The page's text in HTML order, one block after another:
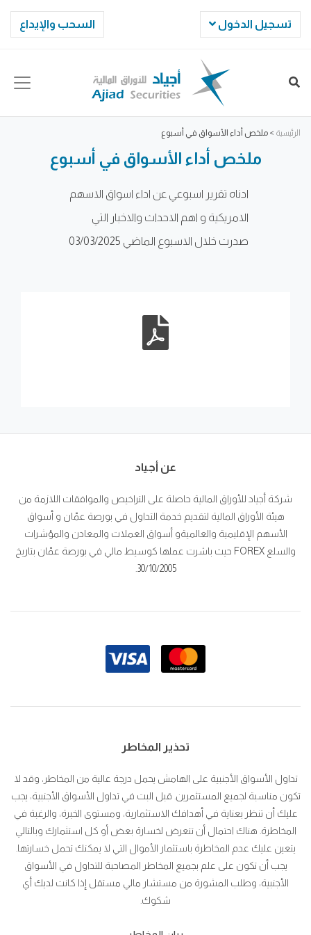
السحب والإيداع تسجيل الدخول
الرئيسية > ملخص أداء الأسواق في أسبوع
ملخص أداء الأسواق في أسبوع
ادناه تقرير اسبوعي عن اداء اسواق الاسهم
الامريكية و اهم الاحداث والاخبار التي
صدرت خلال الاسبوع الماضي 03/03/2025
عن أجياد
شركة أجياد للأوراق المالية حاصلة على التراخيص والموافقات اللازمة من
هيئة الأوراق المالية لتقديم خدمة التداول في بورصة عمّان و أسواق
الأسهم الإقليمية والعالميةو أسواق العملات والمعادن والمؤشرات
والسلع FOREX حيث باشرت عملها كوسيط مالي في بورصة عمّان بتاريخ
30/10/2005.
تحذير المخاطر
تداول الأسواق الأجنبية على الهامش يحمل درجة عالية من المخاطر، وقد لا
تكون مناسبة لجميع المستثمرين. قبل البت في تداول الأسواق الأجنبية، يجب
عليك أن تنظر بعناية في أهدافك الاستثمارية، ومستوى الخبرة، والرغبة في
المخاطرة. هناك احتمال أن تتعرض لخسارة بعض أو كل استثمارك وبالتالي
يتعين عليك عدم المخاطرة باستثمار الأموال التي لا يمكنك تحمل خسارتها.
يجب أن تكون على علم بجميع المخاطر المصاحبة للتداول في الأسواق
الأجنبية، وطلب المشورة من مستشار مالي مستقل إذا كانت لديك أي
شكوك.